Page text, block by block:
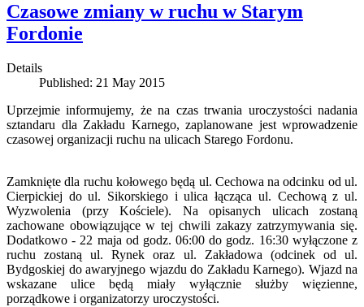
Czasowe zmiany w ruchu w Starym
Fordonie
Details
Published: 21 May 2015
Uprzejmie informujemy, że na czas trwania uroczystości nadania
sztandaru dla Zakładu Karnego, zaplanowane jest wprowadzenie
czasowej organizacji ruchu na ulicach Starego Fordonu.
Zamknięte dla ruchu kołowego będą ul. Cechowa na odcinku od ul.
Cierpickiej do ul. Sikorskiego i ulica łącząca ul. Cechową z ul.
Wyzwolenia (przy Kościele). Na opisanych ulicach zostaną
zachowane obowiązujące w tej chwili zakazy zatrzymywania się.
Dodatkowo - 22 maja od godz. 06:00 do godz. 16:30 wyłączone z
ruchu zostaną ul. Rynek oraz ul. Zakładowa (odcinek od ul.
Bydgoskiej do awaryjnego wjazdu do Zakładu Karnego). Wjazd na
wskazane ulice będą miały wyłącznie służby więzienne,
porządkowe i organizatorzy uroczystości.